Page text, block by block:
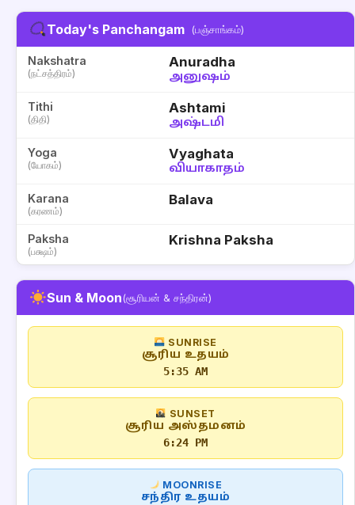
Today's Panchangam (பஞ்சாங்கம்)
Nakshatra
(நட்சத்திரம்)
Anuradha
அனுஷம்
Tithi
(திதி)
Ashtami
அஷ்டமி
Yoga
(யோகம்)
Vyaghata
வியாகாதம்
Karana
(கரணம்)
Balava
Paksha
(பக்ஷம்)
Krishna Paksha
Sun & Moon(சூரியன் & சந்திரன்)
SUNRISE
சூரிய உதயம்
5:35 AM
SUNSET
சூரிய அஸ்தமனம்
6:24 PM
MOONRISE
சந்திர உதயம்